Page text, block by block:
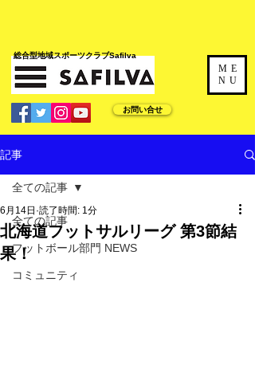
​総合型地域スポーツクラブSafilva
お問い合せ
ME
NU
記事
全ての記事
フットボール部門 NEWS
コミュニティ
全ての記事
北海道フットサルリーグ 第3節結
果！
6月14日 読了時間: 1分